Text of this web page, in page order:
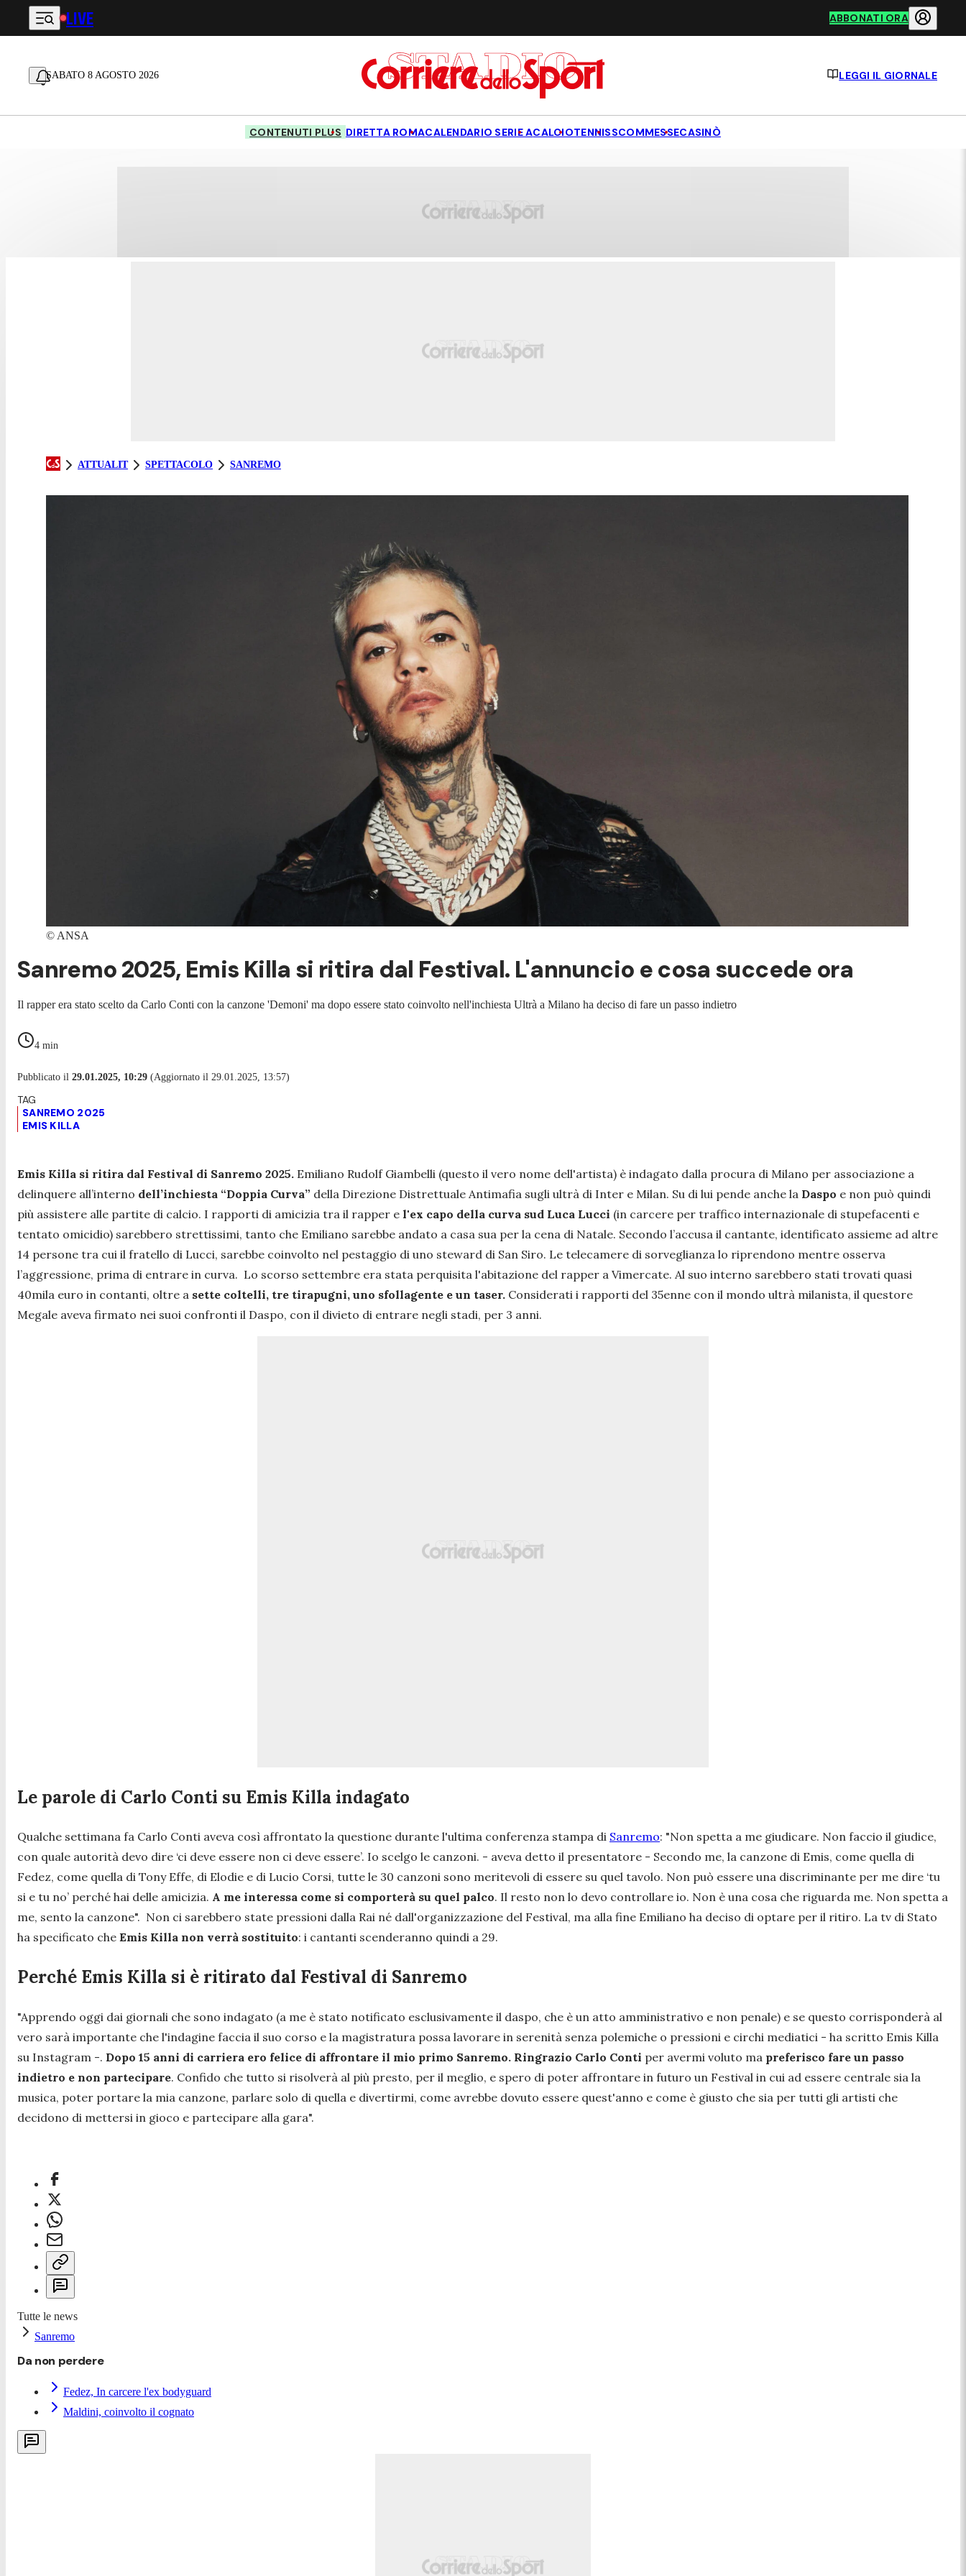
Vai al contenuto principale
LIVE ABBONATI ORA
SABATO 8 AGOSTO 2026 LEGGI IL GIORNALE
CONTENUTI PLUS DIRETTA ROMACALENDARIO SERIE ACALCIOTENNISSCOMMESSECASINÒ
ATTUALIT SPETTACOLO SANREMO
© ANSA
Sanremo 2025, Emis Killa si ritira dal Festival. L'annuncio e cosa succede ora
Il rapper era stato scelto da Carlo Conti con la canzone 'Demoni' ma dopo essere stato coinvolto nell'inchiesta Ultrà a Milano ha deciso di fare un passo indietro
4 min
Pubblicato il 29.01.2025, 10:29 (Aggiornato il 29.01.2025, 13:57)
SANREMO 2025
EMIS KILLA
Emis Killa si ritira dal Festival di Sanremo 2025. Emiliano Rudolf Giambelli (questo il vero nome dell'artista) è indagato dalla procura di Milano per associazione a
delinquere all’interno dell’inchiesta “Doppia Curva” della Direzione Distrettuale Antimafia sugli ultrà di Inter e Milan. Su di lui pende anche la Daspo e non può quindi
più assistere alle partite di calcio. I rapporti di amicizia tra il rapper e l'ex capo della curva sud Luca Lucci (in carcere per traffico internazionale di stupefacenti e
tentato omicidio) sarebbero strettissimi, tanto che Emiliano sarebbe andato a casa sua per la cena di Natale. Secondo l’accusa il cantante, identificato assieme ad altre
14 persone tra cui il fratello di Lucci, sarebbe coinvolto nel pestaggio di uno steward di San Siro. Le telecamere di sorveglianza lo riprendono mentre osserva
l’aggressione, prima di entrare in curva. Lo scorso settembre era stata perquisita l'abitazione del rapper a Vimercate. Al suo interno sarebbero stati trovati quasi
40mila euro in contanti, oltre a sette coltelli, tre tirapugni, uno sfollagente e un taser. Considerati i rapporti del 35enne con il mondo ultrà milanista, il questore
Megale aveva firmato nei suoi confronti il Daspo, con il divieto di entrare negli stadi, per 3 anni.
Le parole di Carlo Conti su Emis Killa indagato
Qualche settimana fa Carlo Conti aveva così affrontato la questione durante l'ultima conferenza stampa di Sanremo: "Non spetta a me giudicare. Non faccio il giudice,
con quale autorità devo dire ‘ci deve essere non ci deve essere’. Io scelgo le canzoni. - aveva detto il presentatore - Secondo me, la canzone di Emis, come quella di
Fedez, come quella di Tony Effe, di Elodie e di Lucio Corsi, tutte le 30 canzoni sono meritevoli di essere su quel tavolo. Non può essere una discriminante per me dire ‘tu
si e tu no’ perché hai delle amicizia. A me interessa come si comporterà su quel palco. Il resto non lo devo controllare io. Non è una cosa che riguarda me. Non spetta a
me, sento la canzone". Non ci sarebbero state pressioni dalla Rai né dall'organizzazione del Festival, ma alla fine Emiliano ha deciso di optare per il ritiro. La tv di Stato
ha specificato che Emis Killa non verrà sostituito: i cantanti scenderanno quindi a 29.
Perché Emis Killa si è ritirato dal Festival di Sanremo
"Apprendo oggi dai giornali che sono indagato (a me è stato notificato esclusivamente il daspo, che è un atto amministrativo e non penale) e se questo corrisponderà al
vero sarà importante che l'indagine faccia il suo corso e la magistratura possa lavorare in serenità senza polemiche o pressioni e circhi mediatici - ha scritto Emis Killa
su Instagram -. Dopo 15 anni di carriera ero felice di affrontare il mio primo Sanremo. Ringrazio Carlo Conti per avermi voluto ma preferisco fare un passo
indietro e non partecipare. Confido che tutto si risolverà al più presto, per il meglio, e spero di poter affrontare in futuro un Festival in cui ad essere centrale sia la
musica, poter portare la mia canzone, parlare solo di quella e divertirmi, come avrebbe dovuto essere quest'anno e come è giusto che sia per tutti gli artisti che
decidono di mettersi in gioco e partecipare alla gara".
Tutte le news
Sanremo
Da non perdere
Fedez, In carcere l'ex bodyguard
Maldini, coinvolto il cognato